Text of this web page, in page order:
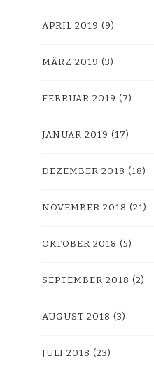
APRIL 2019 (9)
MÄRZ 2019 (3)
FEBRUAR 2019 (7)
JANUAR 2019 (17)
DEZEMBER 2018 (18)
NOVEMBER 2018 (21)
OKTOBER 2018 (5)
SEPTEMBER 2018 (2)
AUGUST 2018 (3)
JULI 2018 (23)